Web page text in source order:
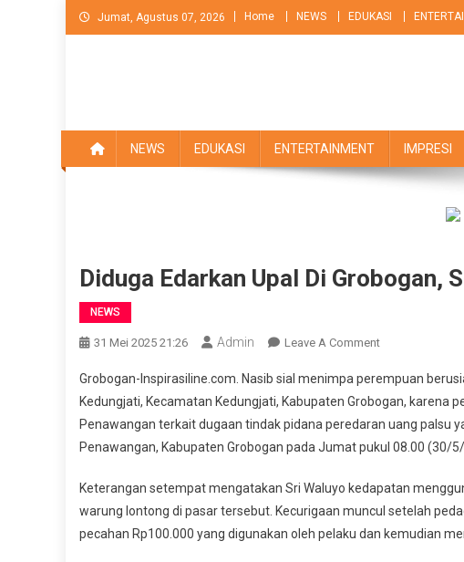
Skip
to
Jumat, Agustus 07, 2026 Home NEWS EDUKASI
NEWS EDUKASI ENTERTAINMENT IMPRESI
Diduga Edarkan Upal Di Grobogan,
NEWS
31 Mei 2025 21:26 Admin Leave A CommentOn
Edarkan
Upal
Di
Grobogan,
Emak
Diamankan
Polisi
Grobogan-Inspirasiline.com. Nasib sial menimpa perempuan
Kedungjati, Kecamatan Kedungjati, Kabupaten Grobogan, karena
Penawangan terkait dugaan tindak pidana peredaran uang palsu
Penawangan, Kabupaten Grobogan pada Jumat pukul 08.00 (30/
Keterangan setempat mengatakan Sri Waluyo kedapatan
warung lontong di pasar tersebut. Kecurigaan muncul setelah
pecahan Rp100.000 yang digunakan oleh pelaku dan kemudian